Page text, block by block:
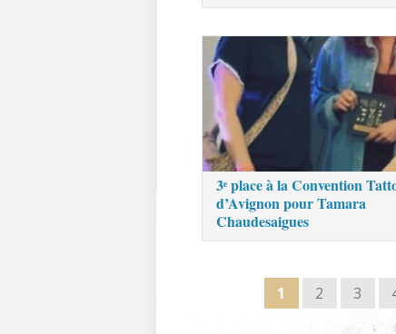
3ᵉ place à la Convention
d’Avignon pour Tamara
Chaudesaigues
1 2 3